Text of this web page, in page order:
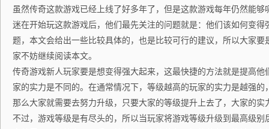
虽然传奇这款游戏已经上线了好多年了，但是这款游戏每年仍然能
迷在开始玩这款游戏后，他们最先关注的问题就是：他们该如何变
题，本文会给出一些比较具体的，也是比较可行的建议，所以大家
家不妨继续阅读本文。
传奇游戏新人玩家要是想变得强大起来，这最快捷的方法就是提高
家的实力是不同的。在通常情况下，等级越高的玩家的实力是越强
那么大家就需要去努力升级，只要大家的等级提升上去了，大家的实
不过，游戏等级是有尽头的，所以当玩家将游戏等级升级到最高级